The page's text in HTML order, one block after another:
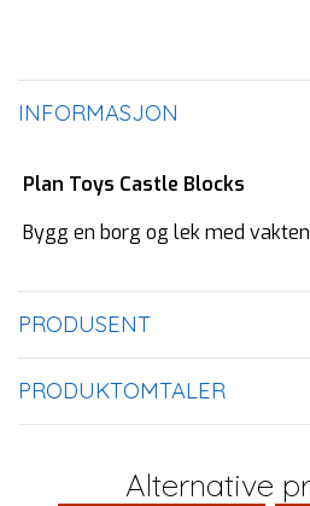
INFORMASJON
Plan Toys Castle Blocks
Bygg en borg og lek med
PRODUSENT
PRODUKTOMTALER
Alternative